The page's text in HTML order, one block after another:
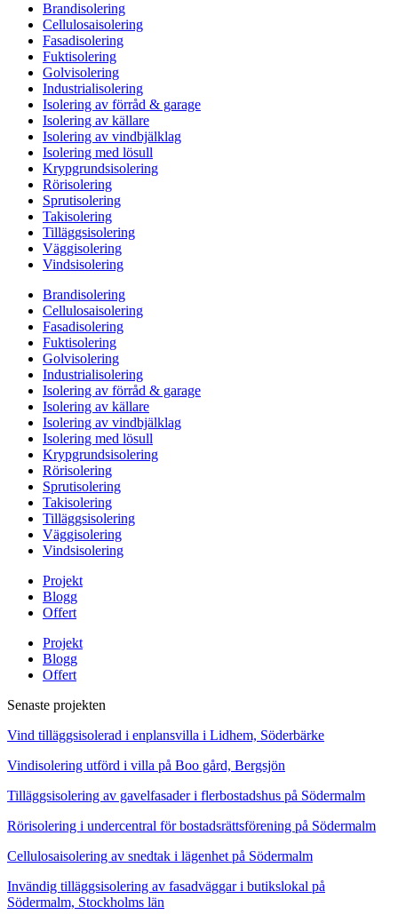
Brandisolering
Cellulosaisolering
Fasadisolering
Fuktisolering
Golvisolering
Industrialisolering
Isolering av förråd & garage
Isolering av källare
Isolering av vindbjälklag
Isolering med lösull
Krypgrundsisolering
Rörisolering
Sprutisolering
Takisolering
Tilläggsisolering
Väggisolering
Vindsisolering
Brandisolering
Cellulosaisolering
Fasadisolering
Fuktisolering
Golvisolering
Industrialisolering
Isolering av förråd & garage
Isolering av källare
Isolering av vindbjälklag
Isolering med lösull
Krypgrundsisolering
Rörisolering
Sprutisolering
Takisolering
Tilläggsisolering
Väggisolering
Vindsisolering
Projekt
Blogg
Offert
Projekt
Blogg
Offert
Senaste projekten
Vind tilläggsisolerad i enplansvilla i Lidhem, Söderbärke
Vindisolering utförd i villa på Boo gård, Bergsjön
Tilläggsisolering av gavelfasader i flerbostadshus på Södermalm
Rörisolering i undercentral för bostadsrättsförening på Södermalm
Cellulosaisolering av snedtak i lägenhet på Södermalm
Invändig tilläggsisolering av fasadväggar i butikslokal på
Södermalm, Stockholms län